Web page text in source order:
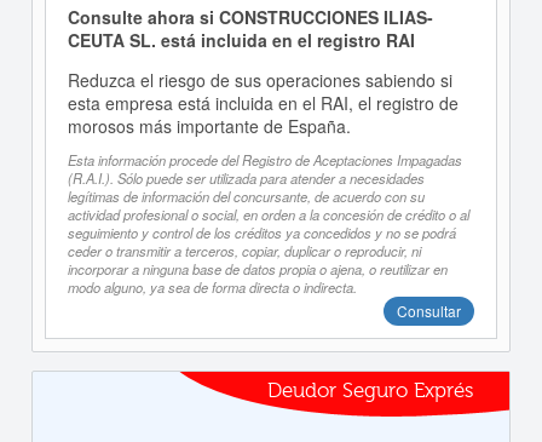
Consulte ahora si CONSTRUCCIONES ILIAS-
CEUTA SL. está incluida en el registro RAI
Reduzca el riesgo de sus operaciones sabiendo si
esta empresa está incluida en el RAI, el registro de
morosos más importante de España.
Esta información procede del Registro de Aceptaciones Impagadas
(R.A.I.). Sólo puede ser utilizada para atender a necesidades
legítimas de información del concursante, de acuerdo con su
actividad profesional o social, en orden a la concesión de crédito o al
seguimiento y control de los créditos ya concedidos y no se podrá
ceder o transmitir a terceros, copiar, duplicar o reproducir, ni
incorporar a ninguna base de datos propia o ajena, o reutilizar en
modo alguno, ya sea de forma directa o indirecta.
Consultar
Deudor Seguro Exprés